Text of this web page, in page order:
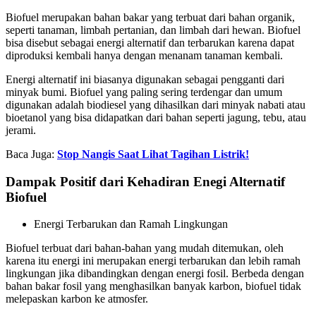
Biofuel merupakan bahan bakar yang terbuat dari bahan organik,
seperti tanaman, limbah pertanian, dan limbah dari hewan. Biofuel
bisa disebut sebagai energi alternatif dan terbarukan karena dapat
diproduksi kembali hanya dengan menanam tanaman kembali.
Energi alternatif ini biasanya digunakan sebagai pengganti dari
minyak bumi. Biofuel yang paling sering terdengar dan umum
digunakan adalah biodiesel yang dihasilkan dari minyak nabati atau
bioetanol yang bisa didapatkan dari bahan seperti jagung, tebu, atau
jerami.
Baca Juga: Stop Nangis Saat Lihat Tagihan Listrik!
Dampak Positif dari Kehadiran Enegi Alternatif
Biofuel
Energi Terbarukan dan Ramah Lingkungan
Biofuel terbuat dari bahan-bahan yang mudah ditemukan, oleh
karena itu energi ini merupakan energi terbarukan dan lebih ramah
lingkungan jika dibandingkan dengan energi fosil. Berbeda dengan
bahan bakar fosil yang menghasilkan banyak karbon, biofuel tidak
melepaskan karbon ke atmosfer.